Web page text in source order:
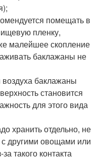
помещать в
пленку,
малейшее скопление
баклажаны не
баклажаны
становится
для этого вида
хранить отдельно, не
другими овощами или
такого контакта